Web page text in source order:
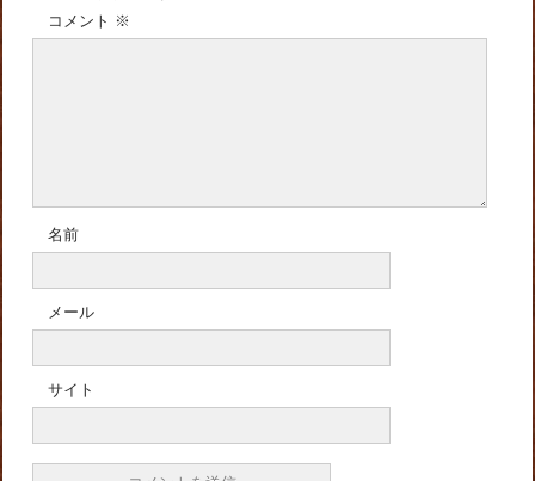
コメント ※
名前
メール
サイト